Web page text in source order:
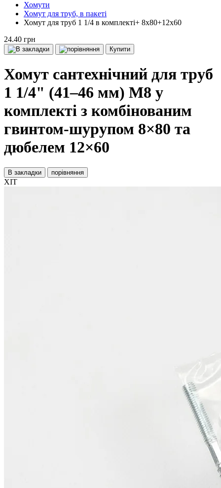
Хомути
Хомут для труб, в пакеті
Хомут для труб 1 1/4 в комплекті+ 8х80+12х60
24.40 грн
Купити
Хомут сантехнічний для труб
1 1/4" (41–46 мм) М8 у
комплекті з комбінованим
гвинтом-шурупом 8×80 та
дюбелем 12×60
В закладки порівняння
ХІТ